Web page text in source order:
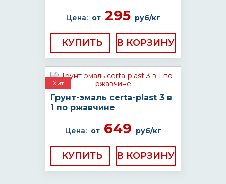
Цена: от295 руб/кг
КУПИТЬ
Хит
Грунт-эмаль certa-plast 3 в
1 по ржавчине
Цена: от649 руб/кг
КУПИТЬ